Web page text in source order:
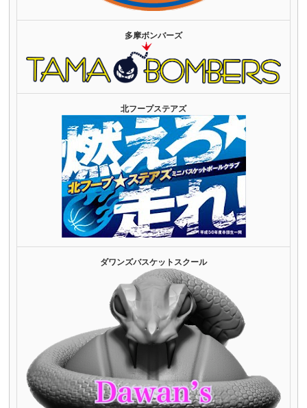
多摩ボンバーズ
北フープステアズ
ダワンズバスケットスクール